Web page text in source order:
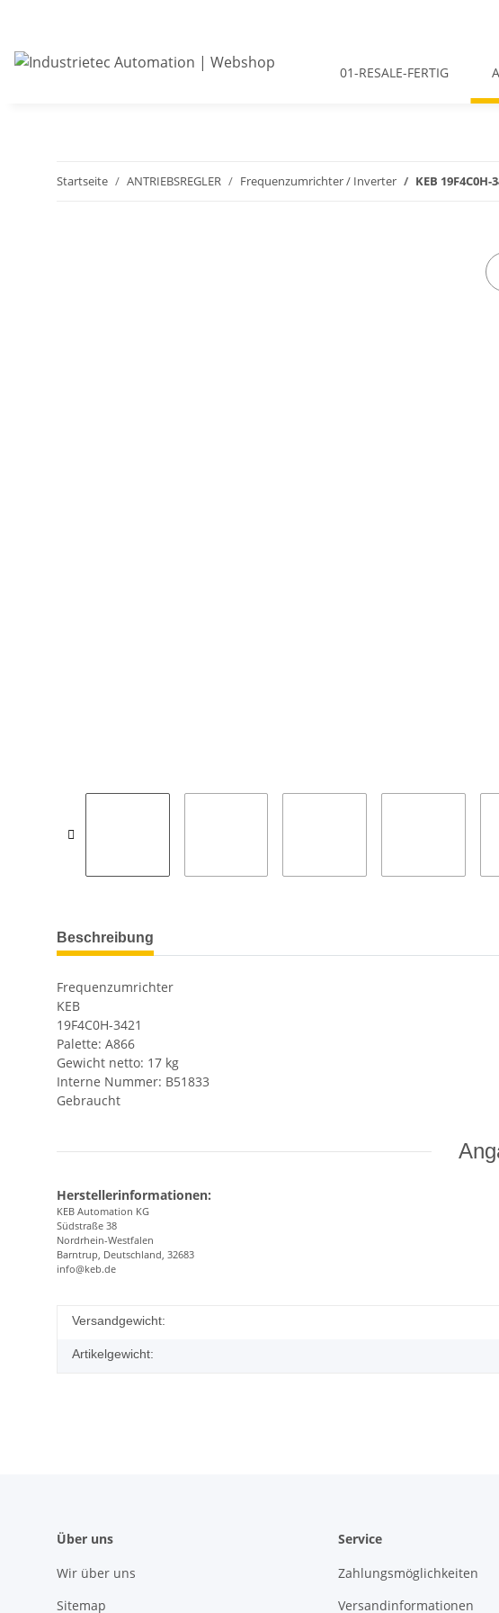
01-RESALE-FERTIG
Startseite ANTRIEBSREGLER Frequenzumrichter / Inverter KEB
Beschreibung
Frequenzumrichter
KEB
19F4C0H-3421
Palette: A866
Gewicht netto: 17 kg
Interne Nummer: B51833
Gebraucht
Herstellerinformationen:
KEB Automation KG
Südstraße 38
Nordrhein-Westfalen
Barntrup, Deutschland, 32683
info@keb.de
Versandgewicht:
Artikelgewicht:
Über uns
Wir über uns
Sitemap
Service
Zahlungsmöglichkeiten
Versandinformationen